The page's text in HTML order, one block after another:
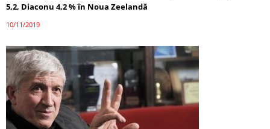
5,2, Diaconu 4,2 % în Noua Zeelandă
10/11/2019